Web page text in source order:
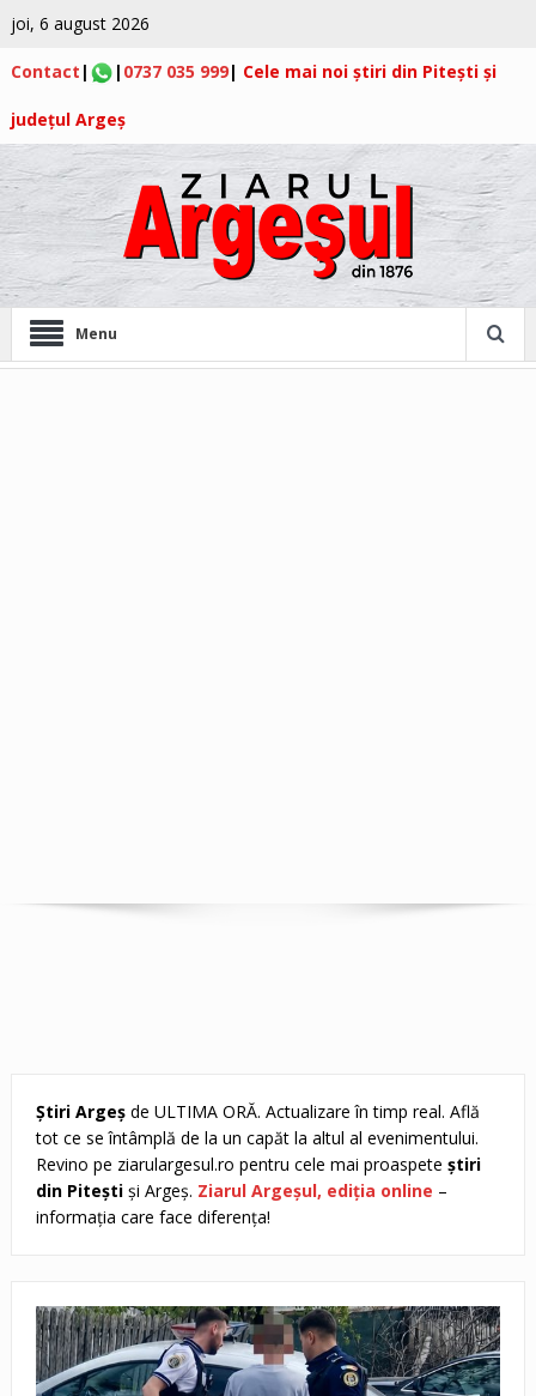
joi, 6 august 2026
Contact | | 0737 035 999| Cele mai noi știri din Pitești și
județul Argeș
Menu
Ştiri Argeşde ULTIMA ORĂ. Actualizare în timp real. Află
tot ce se întâmplă de la un capăt la altul al evenimentului.
Revino pe ziarulargesul.ro pentru cele mai proaspete ştiri
din Piteştişi Argeş. Ziarul Argeşul, ediţia online –
informaţia care face diferenţa!